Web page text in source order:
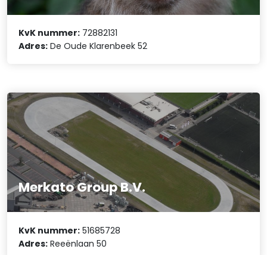
KvK nummer: 72882131
Adres: De Oude Klarenbeek 52
Merkato Group B.V.
KvK nummer: 51685728
Adres: Reeënlaan 50